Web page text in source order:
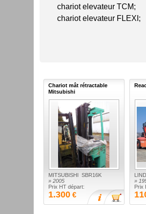
chariot elevateur TCM;
chariot elevateur FLEXI;
Chariot mât rétractable
Mitsubishi
MITSUBISHI SBR16K
» 2005
Prix HT départ:
1.300 €
»
Prix